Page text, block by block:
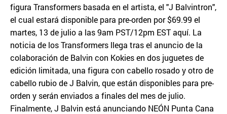
figura Transformers basada en el artista, el "J Balvintron",
el cual estará disponible para pre-orden por $69.99 el
martes, 13 de julio a las 9am PST/12pm EST aquí. La
noticia de los Transformers llega tras el anuncio de la
colaboración de Balvin con Kokies en dos juguetes de
edición limitada, una figura con cabello rosado y otro de
cabello rubio de J Balvin, que están disponibles para pre-
orden y serán enviados a finales del mes de julio.
Finalmente, J Balvin está anunciando NEÓN Punta Cana